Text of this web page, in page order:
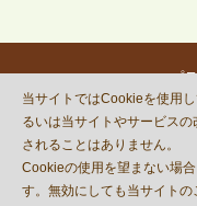
プ
©
and
当サイトではCookieを使用
るいは当サイトやサービス
されることはありません。
Cookieの使用を望まない場
す。無効にしても当サイト